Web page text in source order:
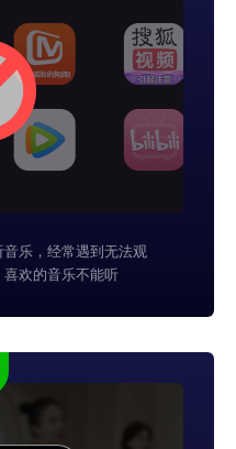
乐，经常遇到无法观
欢的音乐不能听